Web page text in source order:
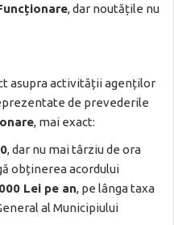
, dar noutățile nu
asupra activității agenților
de prevederile
, mai exact:
, dar nu mai târziu de ora
obținerea acordului
Lei pe an, pe lânga taxa
al Municipiului